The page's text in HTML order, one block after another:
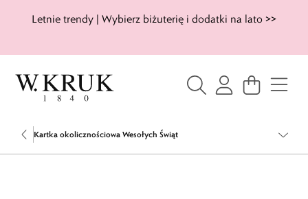
Letnie trendy | Wybierz biżuterię i dodatki na lato >>
Kartka okolicznościowa Wesołych Świąt